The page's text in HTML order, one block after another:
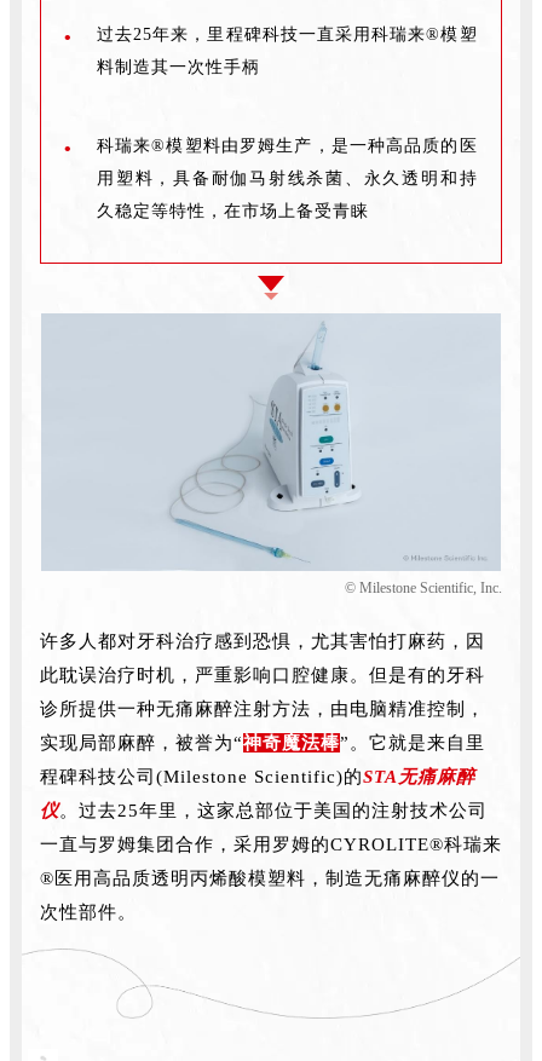
•
过去25年来，里程碑科技一直采用科瑞来®模塑
料制造其一次性手柄
•
科瑞来®模塑料由罗姆生产，是一种高品质的医
用塑料，具备耐伽马射线杀菌、永久透明和持
久稳定等特性，在市场上备受青睐
© Milestone Scientific, Inc.
许多人都对牙科治疗感到恐惧，尤其害怕打麻药，因
此耽误治疗时机，严重影响口腔健康。但是有的牙科
诊所提供一种无痛麻醉注射方法，由电脑精准控制，
实现局部麻醉，被誉为“神奇魔法棒”。它就是来自里
程碑科技公司(Milestone Scientific)的STA无痛麻醉
仪。过去25年里，这家总部位于美国的注射技术公司
一直与罗姆集团合作，采用罗姆的CYROLITE®科瑞来
®医用高品质透明丙烯酸模塑料，制造无痛麻醉仪的一
次性部件。